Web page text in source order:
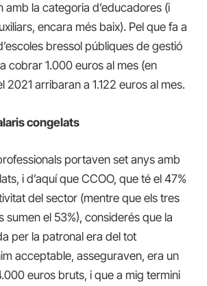
amb la categoria d’educadores (i
encara més baix). Pel que fa a
bressol públiques de gestió
cobrar 1.000 euros al mes (en
2021 arribaran a 1.122 euros al mes.
congelats
portaven set anys amb
i d’aquí que CCOO, que té el 47%
del sector (mentre que els tres
sumen el 53%), considerés que la
per la patronal era del tot
acceptable, asseguraven, era un
euros bruts, i que a mig termini